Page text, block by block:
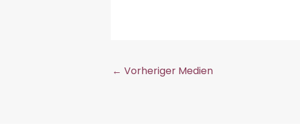
← Vorheriger Medien